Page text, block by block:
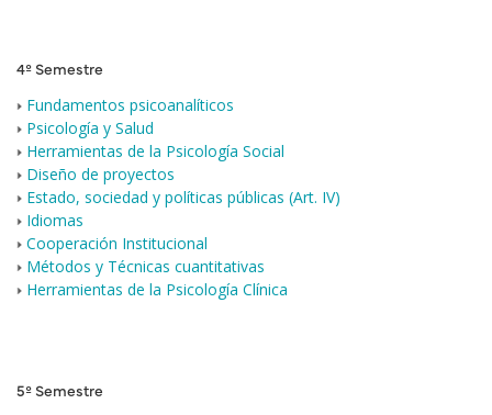
4º Semestre
Fundamentos psicoanalíticos
Psicología y Salud
Herramientas de la Psicología Social
Diseño de proyectos
Estado, sociedad y políticas públicas (Art. IV)
Idiomas
Cooperación Institucional
Métodos y Técnicas cuantitativas
Herramientas de la Psicología Clínica
5º Semestre